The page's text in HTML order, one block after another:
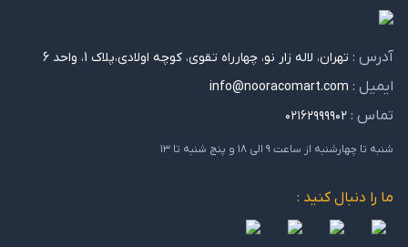
آدرس : تهران، لاله زار نو، چهارراه تقوی، کوچه اولادی،پلاک 1، واحد 6
ایمیل : info@nooracomart.com
تماس : ۰۲۱۶۲۹۹۹۹۰۲
شنبه تا چهارشنبه از ساعت ۹ الی ۱۸ و پنج شنبه تا ۱۳
ما را دنبال کنید :